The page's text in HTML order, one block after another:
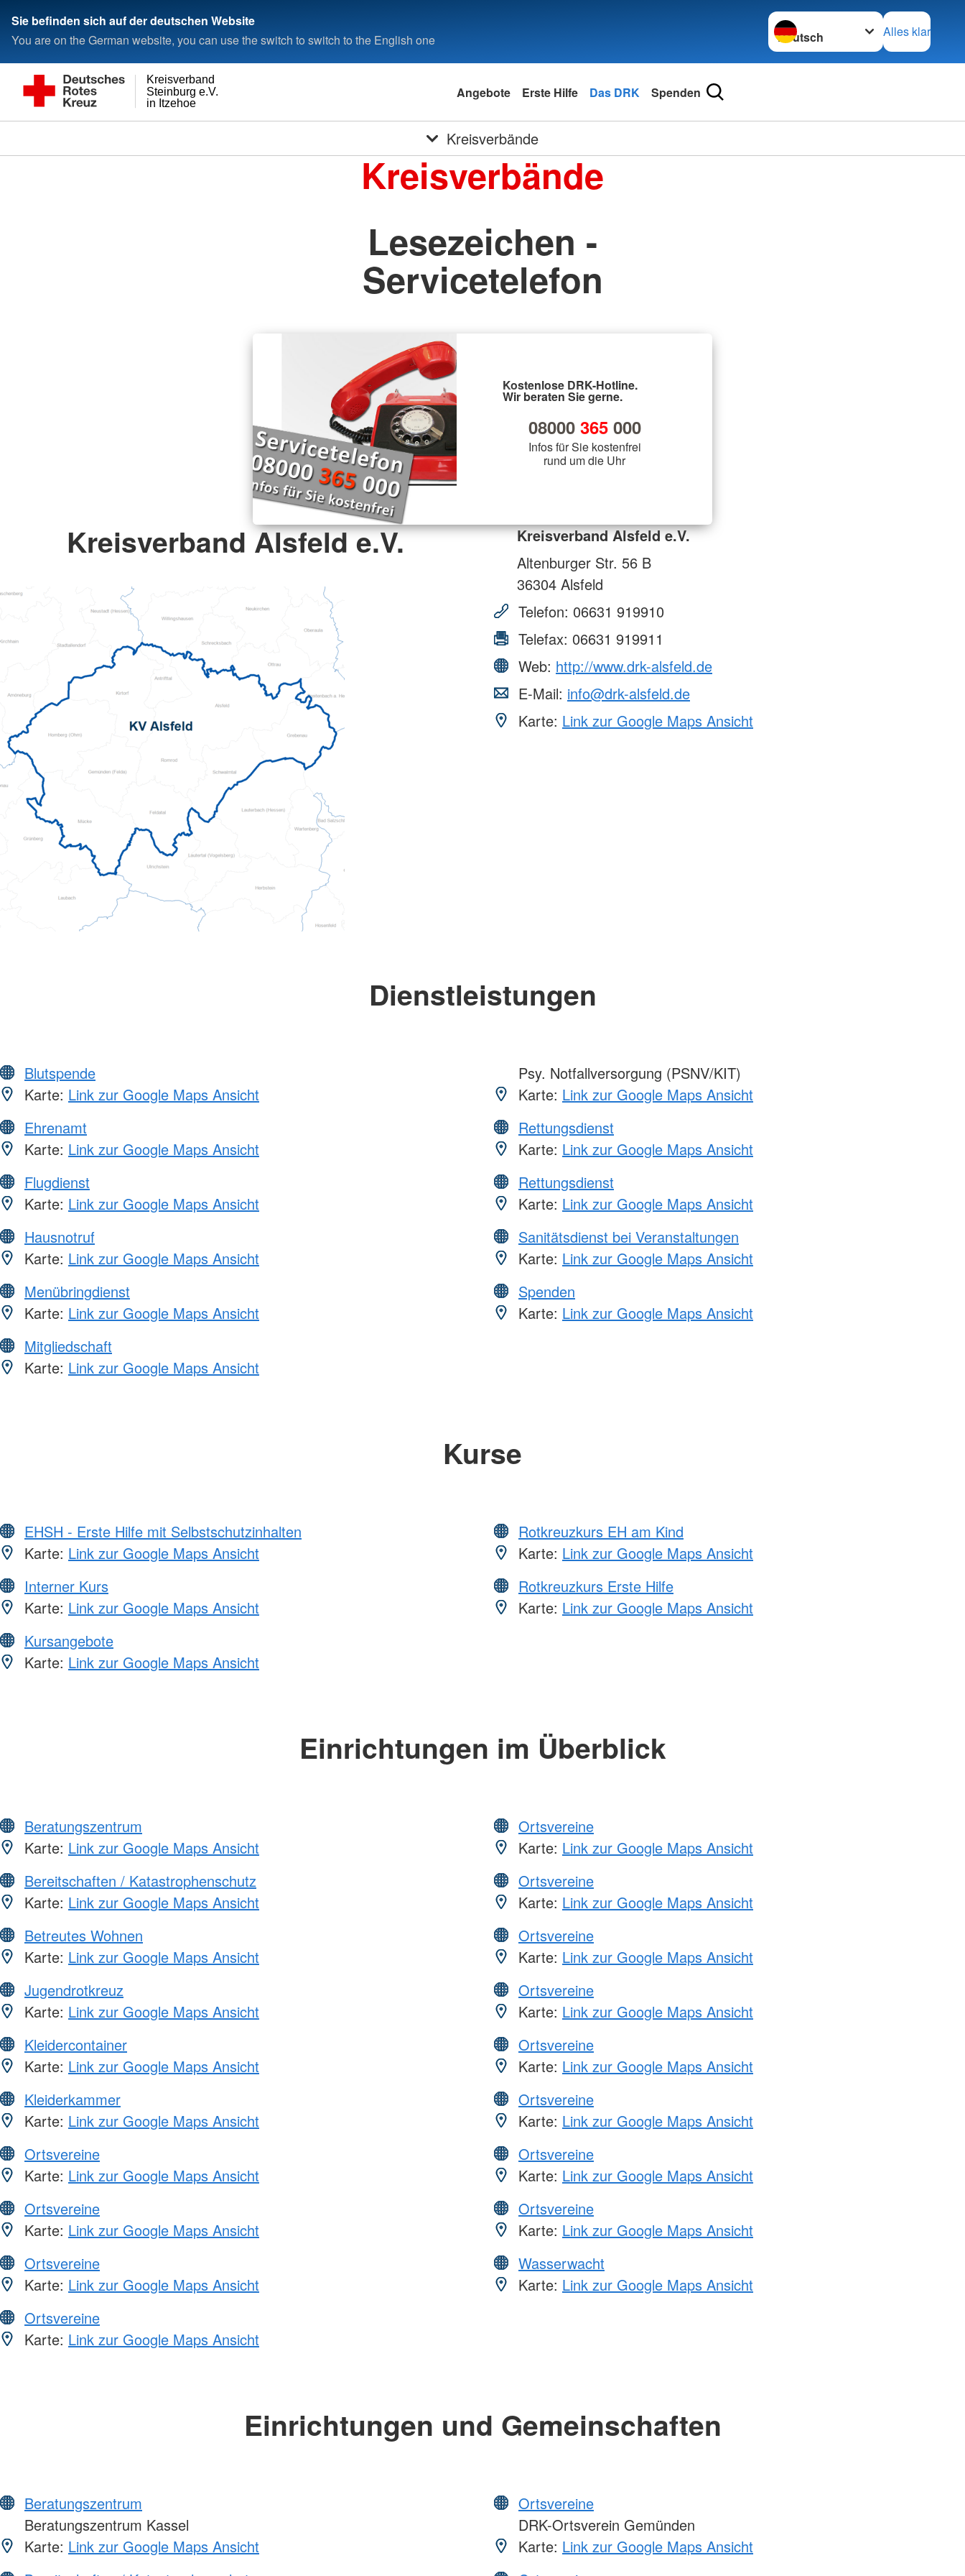
Sie befinden sich auf der deutschen Website
You are on the German website, you can use the switch to switch to the English one
Sprache wechseln zu
Alles klar
in Itzehoe
Steinburg e.V.
Kreisverband
Angebote Erste Hilfe Das DRK Spenden
Kreisverbände
Kreisverbände
Lesezeichen -
Servicetelefon
Kostenlose DRK-Hotline.
Wir beraten Sie gerne.
08000 365000
Infos für Sie kostenfrei
rund um die Uhr
Kreisverband Alsfeld e.V.
Kreisverband Alsfeld e.V.
Altenburger Str. 56 B
36304 Alsfeld
Telefon: 06631 919910
Telefax: 06631 919911
Web: http://www.drk-alsfeld.de
E-Mail: info@drk-alsfeld.de
Karte: Link zur Google Maps Ansicht
Dienstleistungen
Blutspende
Karte: Link zur Google Maps Ansicht
Ehrenamt
Karte: Link zur Google Maps Ansicht
Flugdienst
Karte: Link zur Google Maps Ansicht
Hausnotruf
Karte: Link zur Google Maps Ansicht
Menübringdienst
Karte: Link zur Google Maps Ansicht
Mitgliedschaft
Karte: Link zur Google Maps Ansicht
Psy. Notfallversorgung (PSNV/KIT)
Karte: Link zur Google Maps Ansicht
Rettungsdienst
Karte: Link zur Google Maps Ansicht
Rettungsdienst
Karte: Link zur Google Maps Ansicht
Sanitätsdienst bei Veranstaltungen
Karte: Link zur Google Maps Ansicht
Spenden
Karte: Link zur Google Maps Ansicht
Kurse
EHSH - Erste Hilfe mit Selbstschutzinhalten
Karte: Link zur Google Maps Ansicht
Interner Kurs
Karte: Link zur Google Maps Ansicht
Kursangebote
Karte: Link zur Google Maps Ansicht
Rotkreuzkurs EH am Kind
Karte: Link zur Google Maps Ansicht
Rotkreuzkurs Erste Hilfe
Karte: Link zur Google Maps Ansicht
Einrichtungen im Überblick
Beratungszentrum
Karte: Link zur Google Maps Ansicht
Bereitschaften / Katastrophenschutz
Karte: Link zur Google Maps Ansicht
Betreutes Wohnen
Karte: Link zur Google Maps Ansicht
Jugendrotkreuz
Karte: Link zur Google Maps Ansicht
Kleidercontainer
Karte: Link zur Google Maps Ansicht
Kleiderkammer
Karte: Link zur Google Maps Ansicht
Ortsvereine
Karte: Link zur Google Maps Ansicht
Ortsvereine
Karte: Link zur Google Maps Ansicht
Ortsvereine
Karte: Link zur Google Maps Ansicht
Ortsvereine
Karte: Link zur Google Maps Ansicht
Ortsvereine
Karte: Link zur Google Maps Ansicht
Ortsvereine
Karte: Link zur Google Maps Ansicht
Ortsvereine
Karte: Link zur Google Maps Ansicht
Ortsvereine
Karte: Link zur Google Maps Ansicht
Ortsvereine
Karte: Link zur Google Maps Ansicht
Ortsvereine
Karte: Link zur Google Maps Ansicht
Ortsvereine
Karte: Link zur Google Maps Ansicht
Ortsvereine
Karte: Link zur Google Maps Ansicht
Wasserwacht
Karte: Link zur Google Maps Ansicht
Einrichtungen und Gemeinschaften
Beratungszentrum
Beratungszentrum Kassel
Karte: Link zur Google Maps Ansicht
Ortsvereine
DRK-Ortsverein Gemünden
Karte: Link zur Google Maps Ansicht